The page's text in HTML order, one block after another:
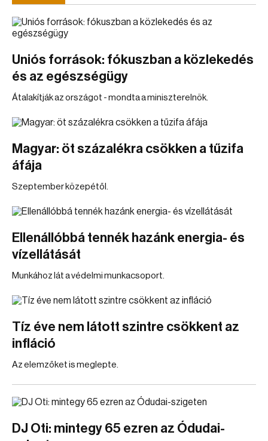
Uniós források: fókuszban a közlekedés
és az egészségügy
Átalakítják az országot - mondta a miniszterelnök.
Magyar: öt százalékra csökken a tűzifa
áfája
Szeptember közepétől.
Ellenállóbbá tennék hazánk energia- és
vízellátását
Munkához lát a védelmi munkacsoport.
Tíz éve nem látott szintre csökkent az
infláció
Az elemzőket is meglepte.
DJ Oti: mintegy 65 ezren az Ódudai-